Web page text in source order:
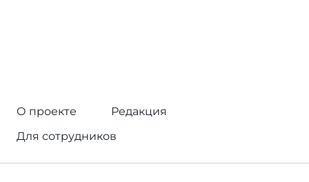
О проекте
Редакция
Для сотрудников